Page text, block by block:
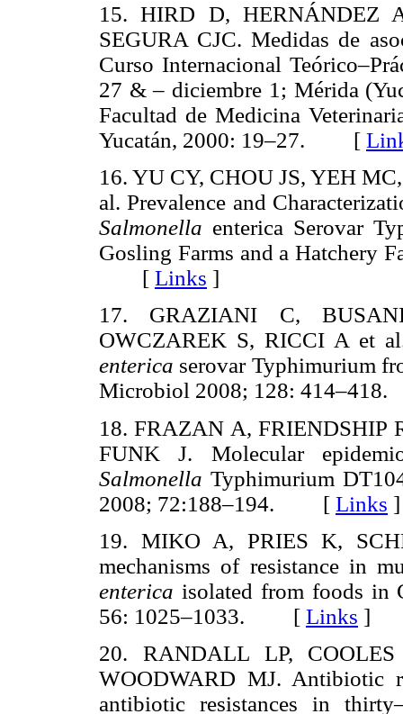
15. HIRD D, HERNÁNDEZ
SEGURA CJC. Medidas de
Curso Internacional
27 & – diciembre 1; Mérida
Facultad de Medicina
Yucatán, 2000: 19–27. [
16. YU CY, CHOU JS, YEH
al. Prevalence and
Salmonella enterica Serovar
Gosling Farms and a Hatchery
[ Links ]
17. GRAZIANI C,
OWCZAREK S, RICCI A et
enterica serovar Typhimurium
Microbiol 2008; 128:
18. FRAZAN A, FRIENDSHIP
FUNK J. Molecular
Salmonella Typhimurium
2008; 72:188–194. [ Links ]
19. MIKO A, PRIES K,
mechanisms of resistance in
enterica isolated from foods in
56: 1025–1033. [ Links ]
20. RANDALL LP,
WOODWARD MJ. Antibiotic
antibiotic resistances in